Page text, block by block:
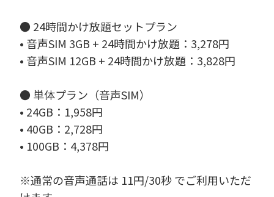
● 24時間かけ放題セットプラン
• 音声SIM 3GB + 24時間かけ放題：3,278円
• 音声SIM 12GB + 24時間かけ放題：3,828円
● 単体プラン（音声SIM）
• 24GB：1,958円
• 40GB：2,728円
• 100GB：4,378円
※通常の音声通話は 11円/30秒 でご利用いただ